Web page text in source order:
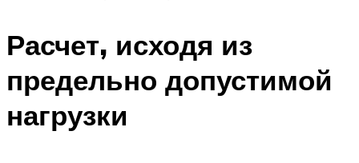
Расчет, исходя из
предельно допустимой
нагрузки